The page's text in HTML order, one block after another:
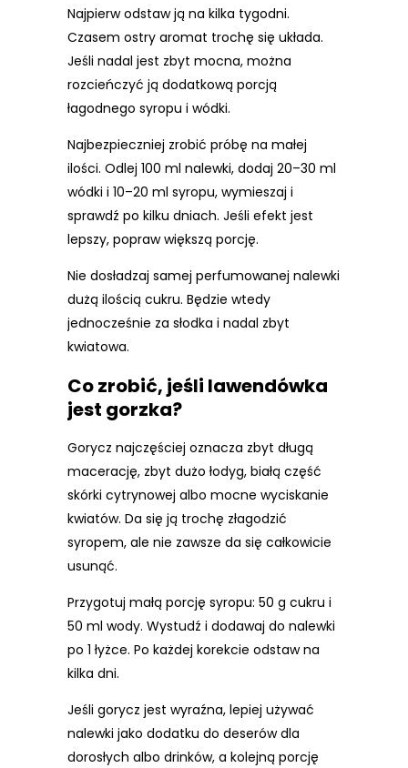
Najpierw odstaw ją na kilka tygodni.
Czasem ostry aromat trochę się układa.
Jeśli nadal jest zbyt mocna, można
rozcieńczyć ją dodatkową porcją
łagodnego syropu i wódki.
Najbezpieczniej zrobić próbę na małej
ilości. Odlej 100 ml nalewki, dodaj 20–30 ml
wódki i 10–20 ml syropu, wymieszaj i
sprawdź po kilku dniach. Jeśli efekt jest
lepszy, popraw większą porcję.
Nie dosładzaj samej perfumowanej nalewki
dużą ilością cukru. Będzie wtedy
jednocześnie za słodka i nadal zbyt
kwiatowa.
Co zrobić, jeśli lawendówka
jest gorzka?
Gorycz najczęściej oznacza zbyt długą
macerację, zbyt dużo łodyg, białą część
skórki cytrynowej albo mocne wyciskanie
kwiatów. Da się ją trochę złagodzić
syropem, ale nie zawsze da się całkowicie
usunąć.
Przygotuj małą porcję syropu: 50 g cukru i
50 ml wody. Wystudź i dodawaj do nalewki
po 1 łyżce. Po każdej korekcie odstaw na
kilka dni.
Jeśli gorycz jest wyraźna, lepiej używać
nalewki jako dodatku do deserów dla
dorosłych albo drinków, a kolejną porcję